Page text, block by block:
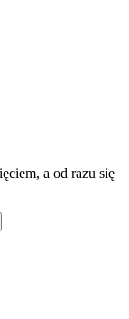
a od razu się